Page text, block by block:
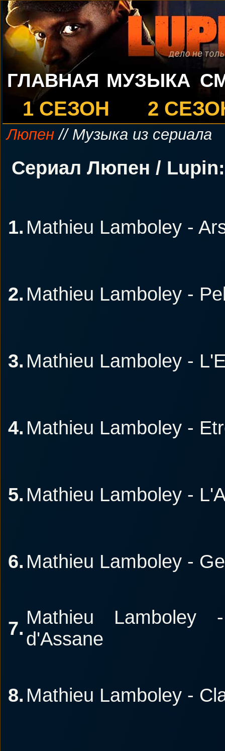
ГЛАВНАЯ МУЗЫКА
1 СЕЗОН 2
Люпен // Музыка из сериала
Сериал Люпен / Lupin:
1. Mathieu Lamboley -
2. Mathieu Lamboley -
3. Mathieu Lamboley -
4. Mathieu Lamboley -
5. Mathieu Lamboley -
6. Mathieu Lamboley -
7.
Mathieu Lamboley
d'Assane
8. Mathieu Lamboley -